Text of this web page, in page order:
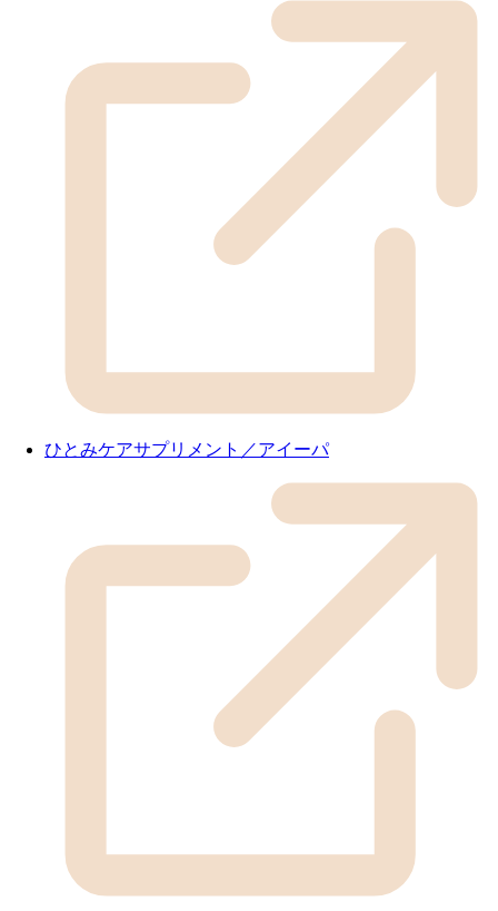
ひとみケアサプリメント／アイーパ